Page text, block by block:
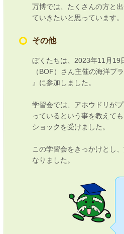
万博では、たくさんの方と
ていきたいと思っています。
その他
ぼくたちは、2023年11月19
（BOF）さん主催の海洋プ
』に参加しました。
学習会では、アホウドリが
っているという事を教えて
ショックを受けました。
この学習会をきっかけとし
なりました。